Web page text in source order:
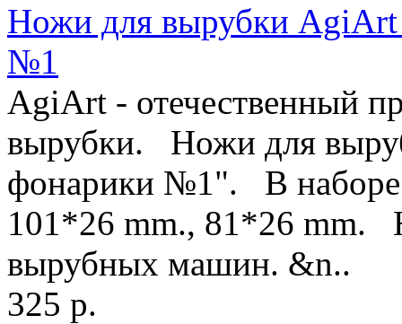
Ножи для вырубки
№1
AgiArt - отечественный
вырубки. Ножи для
фонарики №1". В наборе
101*26 mm., 81*26 mm.
вырубных машин. &n..
325 р.